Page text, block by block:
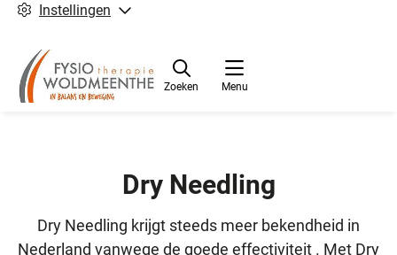
Instellingen
Menu
Zoeken
Dry Needling
Dry Needling krijgt steeds meer bekendheid in
Nederland vanwege de goede effectiviteit . Met Dry